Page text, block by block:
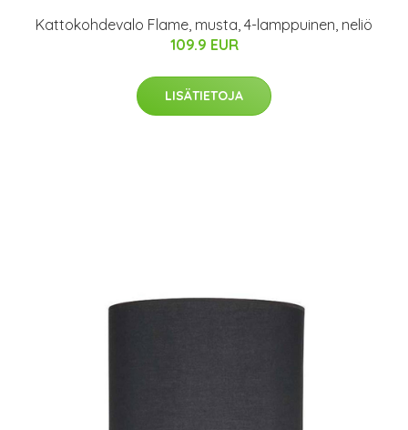
Kattokohdevalo Flame, musta, 4-lamppuinen, neliö
109.9 EUR
LISÄTIETOJA